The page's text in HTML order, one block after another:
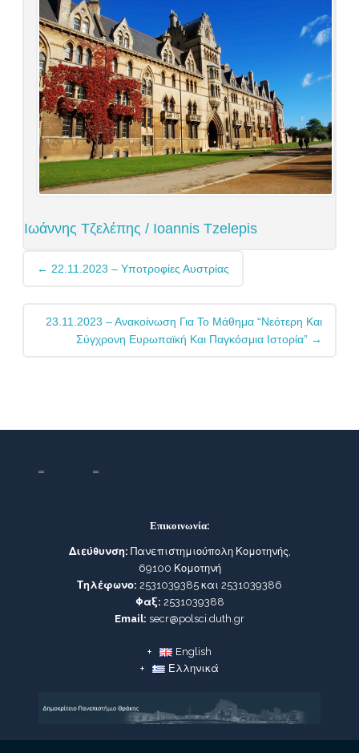
Ιωάννης Τζελέπης / Ioannis Tzelepis
Post
← 22.11.2023 – Υποτροφίες Αυστρίας
23.11.2023 – Ανακοίνωση Για Το Μάθημα “Νεότερη Και
Σύγχρονη Ευρωπαϊκή Και Παγκόσμια Ιστορία” →
Επικοινωνία:
Διεύθυνση: Πανεπιστημιούπολη Κομοτηνής,
69100 Κομοτηνή
Τηλέφωνο: 2531039385 και 2531039386
Φαξ: 2531039388
Email: secr@polsci.duth.gr
English
Ελληνικά